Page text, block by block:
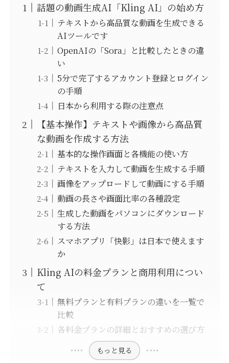
話題の動画生成AI「Kling AI」の始め方
テキストから高品質な動画を生成できる
AIツールです
OpenAIの「Sora」と比較したときの違
い
5分で完了するアカウント登録とログイン
の手順
日本から利用する際の注意点
【基本操作】テキストや画像から高品質
な動画を作成する方法
基本的な操作画面と各機能の使い方
テキストを入力して動画を生成する手順
画像をアップロードして動画にする手順
動画の長さや画面比率の各種設定
生成した動画をパソコンにダウンロード
する方法
スマホアプリ「快影」は日本で使えます
か
Kling AIの料金プランと商用利用につい
て
無料プランと有料プランの違いを一覧で
比較
各料金プランの詳細とおすすめの選び方
もっと見る